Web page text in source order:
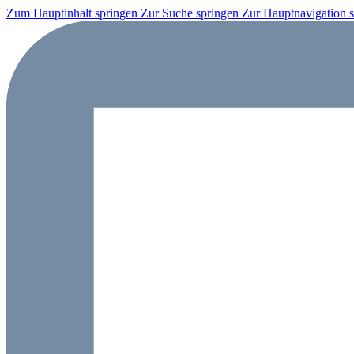
Zum Hauptinhalt springen Zur Suche springen Zur Hauptnavigation